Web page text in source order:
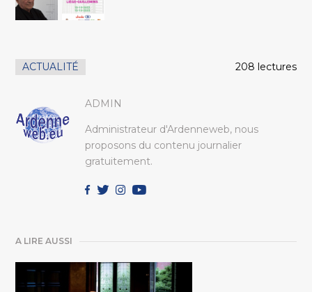
ACTUALITÉ 208 lectures
ADMIN
Administrateur d'Ardenneweb, nous
proposons du contenu journalier
gratuitement.
A LIRE AUSSI